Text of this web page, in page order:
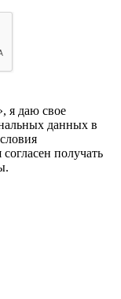
я даю свое
данных в
согласен получать